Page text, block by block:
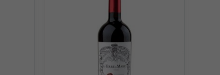
như pasta sốt bò, lasagna, pizza có thịt nguội hoặc
bật cá tính của chai rượu.
mình.